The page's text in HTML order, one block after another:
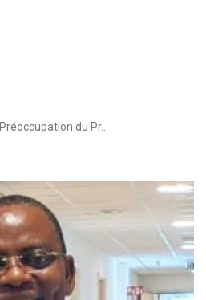
Préoccupation du Pr…